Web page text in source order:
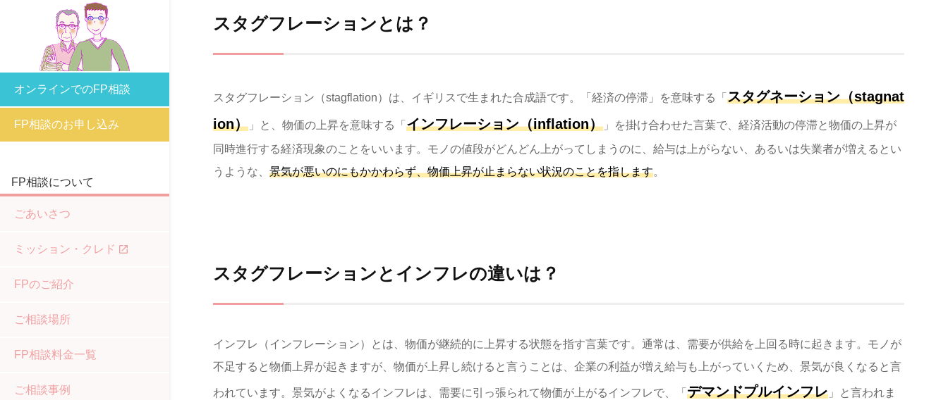
スタグフレーションとは？
スタグフレーション（stagflation）は、イギリスで生まれた合成語です。「経済の停滞」を意味する「 スタグネーション（stagnat
ion） 」と、物価の上昇を意味する「 インフレーション（inflation） 」を掛け合わせた言葉で、経済活動の停滞と物価の上昇が
同時進行する経済現象のことをいいます。モノの値段がどんどん上がってしまうのに、給与は上がらない、あるいは失業者が増えるとい
うような、 景気が悪いのにもかかわらず、物価上昇が止まらない状況のことを指します。
スタグフレーションとインフレの違いは？
インフレ（インフレーション）とは、物価が継続的に上昇する状態を指す言葉です。通常は、需要が供給を上回る時に起きます。モノが
不足すると物価上昇が起きますが、物価が上昇し続けると言うことは、企業の利益が増え給与も上がっていくため、景気が良くなると言
われています。景気がよくなるインフレは、需要に引っ張られて物価が上がるインフレで、「 デマンドプルインフレ 」と言われま
オンラインでのFP相談
FP相談のお申し込み
FP相談について
ごあいさつ
ミッション・クレド
FPのご紹介
ご相談場所
FP相談料金一覧
ご相談事例